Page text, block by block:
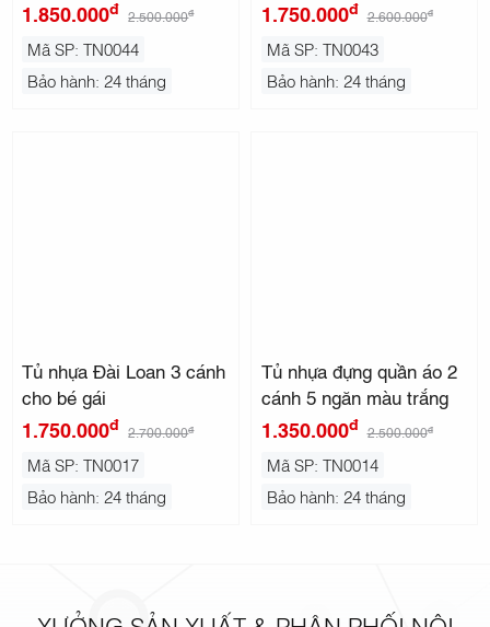
1.850.000đ 2.500.000đ
Mã SP: TN0044
Bảo hành: 24 tháng
1.750.000đ 2.600.000đ
Mã SP: TN0043
Bảo hành: 24 tháng
Tủ nhựa Đài Loan 3 cánh
cho bé gái
1.750.000đ 2.700.000đ
Mã SP: TN0017
Bảo hành: 24 tháng
Tủ nhựa đựng quần áo 2
cánh 5 ngăn màu trắng
1.350.000đ 2.500.000đ
Mã SP: TN0014
Bảo hành: 24 tháng